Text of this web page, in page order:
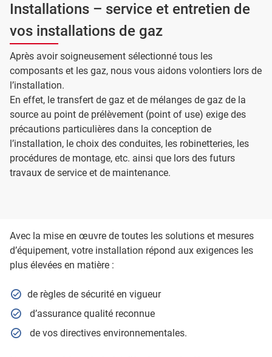
Installations – service et entretien de
vos installations de gaz
Après avoir soigneusement sélectionné tous les
composants et les gaz, nous vous aidons volontiers lors de
l’installation.
En effet, le transfert de gaz et de mélanges de gaz de la
source au point de prélèvement (point of use) exige des
précautions particulières dans la conception de
l’installation, le choix des conduites, les robinetteries, les
procédures de montage, etc. ainsi que lors des futurs
travaux de service et de maintenance.
Avec la mise en œuvre de toutes les solutions et mesures
d’équipement, votre installation répond aux exigences les
plus élevées en matière :
de règles de sécurité en vigueur
d’assurance qualité reconnue
de vos directives environnementales.